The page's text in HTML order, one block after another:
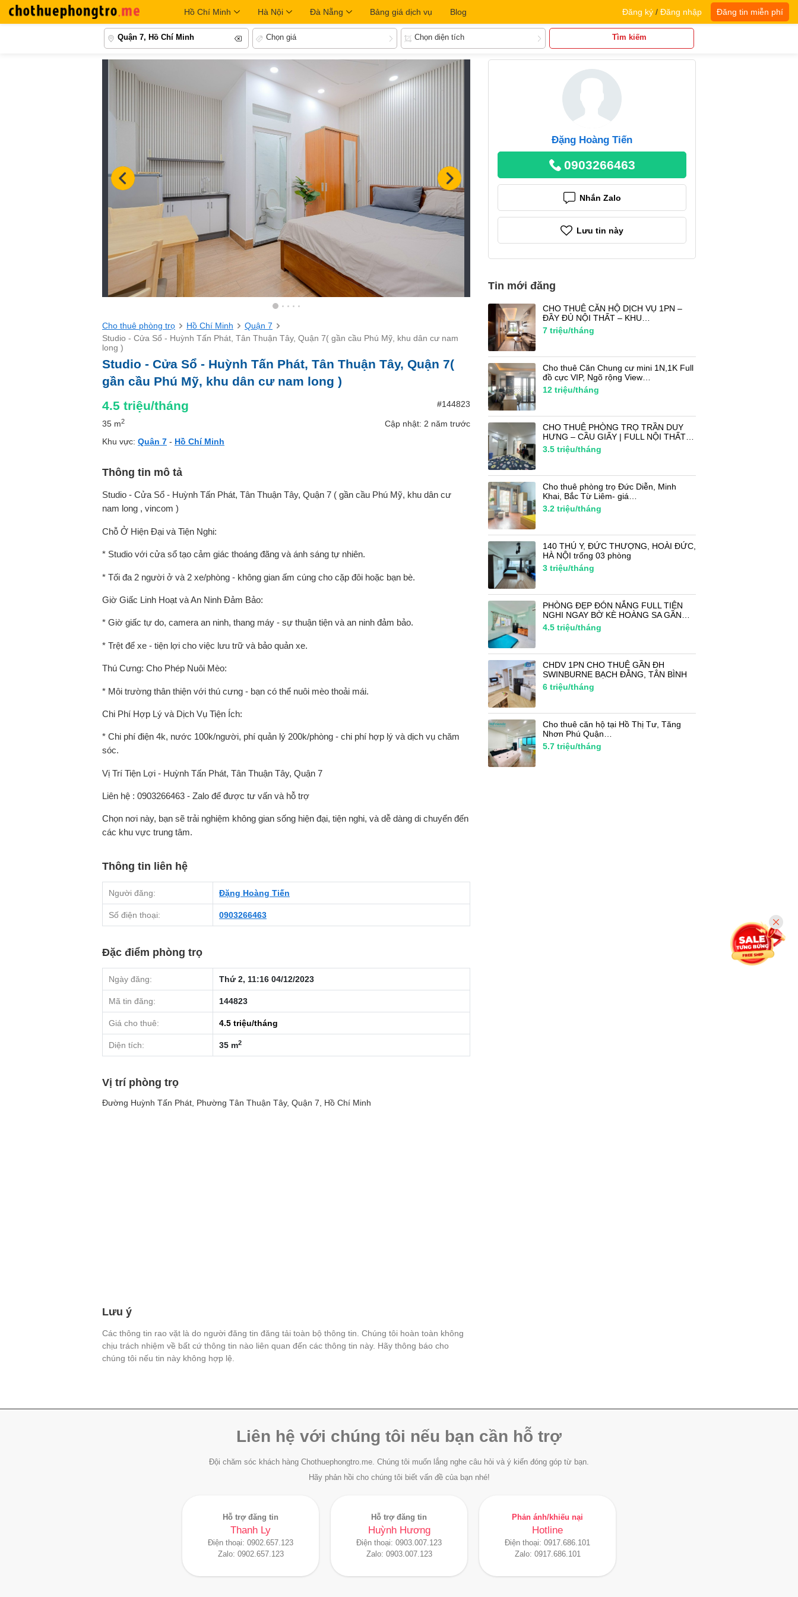
Hồ Chí Minh Hà Nội Đà Nẵng Bảng giá dịch vụ Blog Đăng ký / Đăng nhập Đăng tin miễn phí
Quận 7, Hồ Chí Minh Chọn giá Chọn diện tích Tìm kiếm
Cho thuê phòng trọ Hồ Chí Minh
Quận 7
Studio - Cửa Sổ - Huỳnh Tấn Phát, Tân Thuận Tây, Quận 7( gần cầu Phú Mỹ, khu dân cư nam
long )
Studio - Cửa Sổ - Huỳnh Tấn Phát, Tân Thuận Tây, Quận 7(
gần cầu Phú Mỹ, khu dân cư nam long )
4.5 triệu/tháng #144823
35 m2
Cập nhật: 2 năm trước
Khu vực: Quận 7 - Hồ Chí Minh
Thông tin mô tả
Studio - Cửa Sổ - Huỳnh Tấn Phát, Tân Thuận Tây, Quận 7 ( gần cầu Phú Mỹ, khu dân cư
nam long , vincom )
Chỗ Ở Hiện Đại và Tiện Nghi:
* Studio với cửa sổ tạo cảm giác thoáng đãng và ánh sáng tự nhiên.
* Tối đa 2 người ở và 2 xe/phòng - không gian ấm cúng cho cặp đôi hoặc bạn bè.
Giờ Giấc Linh Hoạt và An Ninh Đảm Bảo:
* Giờ giấc tự do, camera an ninh, thang máy - sự thuận tiện và an ninh đảm bảo.
* Trệt để xe - tiện lợi cho việc lưu trữ và bảo quản xe.
Thú Cưng: Cho Phép Nuôi Mèo:
* Môi trường thân thiện với thú cưng - bạn có thể nuôi mèo thoải mái.
Chi Phí Hợp Lý và Dịch Vụ Tiện Ích:
* Chi phí điện 4k, nước 100k/người, phí quản lý 200k/phòng - chi phí hợp lý và dịch vụ chăm
sóc.
Vị Trí Tiện Lợi - Huỳnh Tấn Phát, Tân Thuận Tây, Quận 7
Liên hệ : 0903266463 - Zalo để được tư vấn và hỗ trợ
Chọn nơi này, bạn sẽ trải nghiệm không gian sống hiện đại, tiện nghi, và dễ dàng di chuyển đến
các khu vực trung tâm.
Thông tin liên hệ
Người đăng: Đặng Hoàng Tiến
Số điện thoại: 0903266463
Đặc điểm phòng trọ
Ngày đăng: Thứ 2, 11:16 04/12/2023
Mã tin đăng: 144823
Giá cho thuê: 4.5 triệu/tháng
Diện tích: 35 m2
Vị trí phòng trọ
Đường Huỳnh Tấn Phát, Phường Tân Thuận Tây, Quận 7, Hồ Chí Minh
Lưu ý
Các thông tin rao vặt là do người đăng tin đăng tải toàn bộ thông tin. Chúng tôi hoàn toàn không
chịu trách nhiệm về bất cứ thông tin nào liên quan đến các thông tin này. Hãy thông báo cho
chúng tôi nếu tin này không hợp lệ.
Đặng Hoàng Tiến
0903266463
Nhắn Zalo
Lưu tin này
Tin mới đăng
CHO THUÊ CĂN HỘ DỊCH VỤ 1PN –
ĐẦY ĐỦ NỘI THẤT – KHU…
7 triệu/tháng
Cho thuê Căn Chung cư mini 1N,1K Full
đồ cực VIP, Ngõ rộng View…
12 triệu/tháng
CHO THUÊ PHÒNG TRỌ TRẦN DUY
HƯNG – CẦU GIẤY | FULL NỘI THẤT…
3.5 triệu/tháng
Cho thuê phòng trọ Đức Diễn, Minh
Khai, Bắc Từ Liêm- giá…
3.2 triệu/tháng
140 THÚ Y, ĐỨC THƯỢNG, HOÀI ĐỨC,
HÀ NỘI trống 03 phòng
3 triệu/tháng
PHÒNG ĐẸP ĐÓN NẮNG FULL TIỆN
NGHI NGAY BỜ KÈ HOÀNG SA GẦN…
4.5 triệu/tháng
CHDV 1PN CHO THUÊ GẦN ĐH
SWINBURNE BẠCH ĐẰNG, TÂN BÌNH
6 triệu/tháng
Cho thuê căn hộ tại Hồ Thị Tư, Tăng
Nhơn Phú Quận…
5.7 triệu/tháng
Liên hệ với chúng tôi nếu bạn cần hỗ trợ
Đội chăm sóc khách hàng Chothuephongtro.me. Chúng tôi muốn lắng nghe câu hỏi và ý kiến đóng góp từ bạn.
Hãy phản hồi cho chúng tôi biết vấn đề của bạn nhé!
Hỗ trợ đăng tin
Thanh Ly
Điện thoại: 0902.657.123
Zalo: 0902.657.123
Hỗ trợ đăng tin
Huỳnh Hương
Điện thoại: 0903.007.123
Zalo: 0903.007.123
Phản ánh/khiếu nại
Hotline
Điện thoại: 0917.686.101
Zalo: 0917.686.101